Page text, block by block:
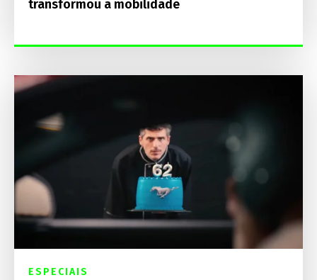
transformou a mobilidade
ESPECIAIS